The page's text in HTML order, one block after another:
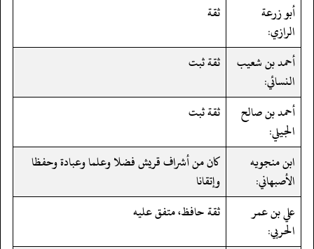
أبو زرعة
الرازي:
ثقة
أحمد بن شعيب
النسائي:
ثقة ثبت
أحمد بن صالح
الجيلي:
ثقة ثبت
ابن منجويه
الأصبهاني:
كان من أشراف قريش فضلا وعلما وعبادة وحفظا
وإتقانا
علي بن عمر
الحربي:
ثقة حافظ، متفق عليه